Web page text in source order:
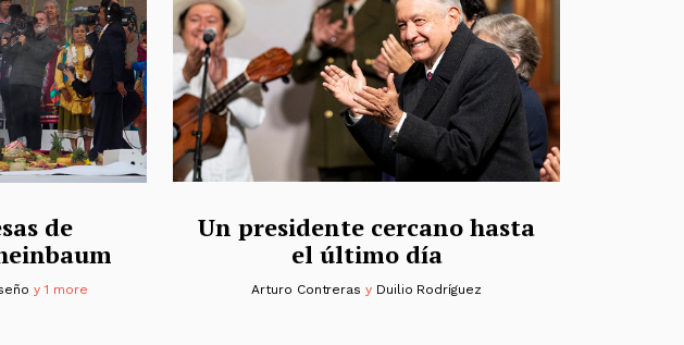
de
y 1 more
Un presidente cercano hasta
el último día
Arturo Contreras y Duilio Rodríguez